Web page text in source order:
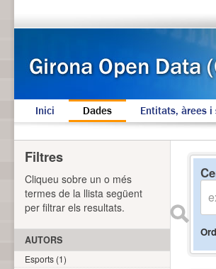
Inici Dades Entitats, àrees i
Filtres
Cliqueu sobre un o més
termes de la llista següent
per filtrar els resultats.
AUTORS
Esports (1)